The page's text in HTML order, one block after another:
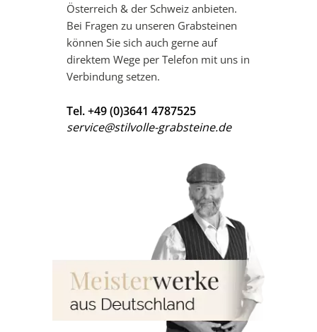
Österreich & der Schweiz anbieten.
Bei Fragen zu unseren Grabsteinen
können Sie sich auch gerne auf
direktem Wege per Telefon mit uns in
Verbindung setzen.
Tel. +49 (0)3641 4787525
service@stilvolle-grabsteine.de